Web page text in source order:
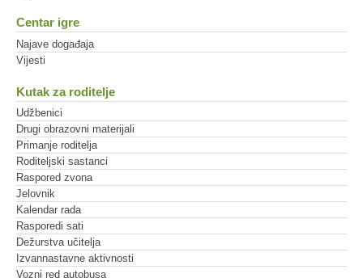
Centar igre
Najave događaja
Vijesti
Kutak za roditelje
Udžbenici
Drugi obrazovni materijali
Primanje roditelja
Roditeljski sastanci
Raspored zvona
Jelovnik
Kalendar rada
Rasporedi sati
Dežurstva učitelja
Izvannastavne aktivnosti
Vozni red autobusa